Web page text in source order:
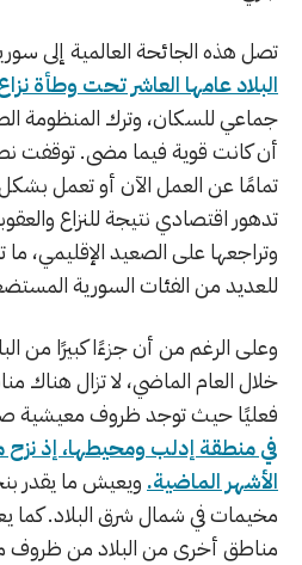
تصل هذه الجائحة العالمية إلى
البلاد عامها العاشر تحت وطأة
جماعي للسكان، وترك المنظومة
أن كانت قوية فيما مضى. توقفت
تمامًا عن العمل الآن أو تعمل
تدهور اقتصادي نتيجة للنزاع
وتراجعها على الصعيد الإقليمي،
للعديد من الفئات السورية
وعلى الرغم من أن جزءًا كبيرًا من
خلال العام الماضي، لا تزال هناك
فعليًا حيث توجد ظروف معيشية
في منطقة إدلب ومحيطها، إذ
الأشهر الماضية.
مخيمات في شمال شرق البلاد. كما
مناطق أخرى من البلاد من ظروف